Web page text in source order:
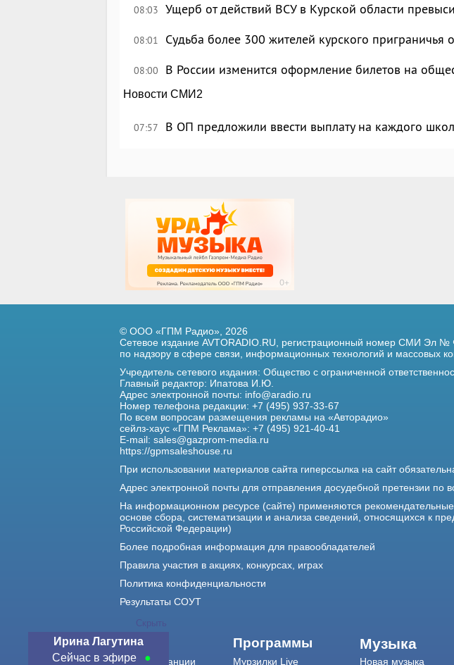
08:03 Ущерб от действий ВСУ в Курской области
08:01 Судьба более 300 жителей курского приграничья
08:00 В России изменится оформление билетов на
Новости СМИ2
07:57 В ОП предложили ввести выплату на каждого
Скрыть
Ирина Лагутина
Сейчас в эфире
© ООО «ГПМ Радио», 2026
Сетевое издание AVTORADIO.RU, регистрационный номер СМИ Эл №
по надзору в сфере связи, информационных технологий и массовых
Учредитель сетевого издания: Общество с ограниченной
Главный редактор: Ипатова И.Ю.
Адрес электронной почты: info@aradio.ru
Номер телефона редакции: +7 (495) 937-33-67
По всем вопросам размещения рекламы на «Авторадио»
сейлз-хаус «ГПМ Реклама»: +7 (495) 921-40-41
E-mail: sales@gazprom-media.ru
https://gpmsaleshouse.ru
При использовании материалов сайта гиперссылка на сайт
Адрес электронной почты для отправления досудебной претензии
На информационном ресурсе (сайте) применяются
основе сбора, систематизации и анализа сведений, относящихся к
Российской Федерации)
Более подробная информация для правообладателей
Правила участия в акциях, конкурсах, играх
Политика конфиденциальности
Результаты СОУТ
О нас
О радиостанции
Программы
Мурзилки Live
Музыка
Новая музыка